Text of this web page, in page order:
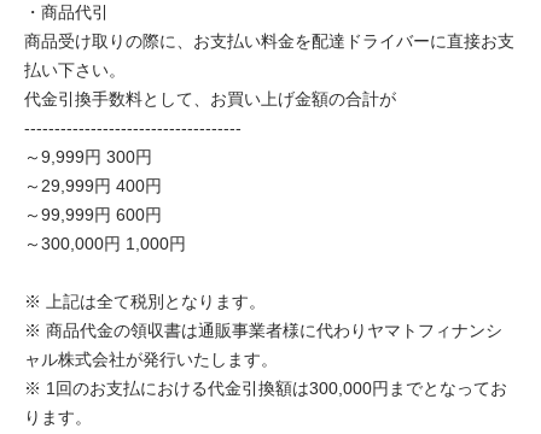
・商品代引
商品受け取りの際に、お支払い料金を配達ドライバーに直接お支
払い下さい。
代金引換手数料として、お買い上げ金額の合計が
------------------------------------
～9,999円 300円
～29,999円 400円
～99,999円 600円
～300,000円 1,000円
※ 上記は全て税別となります。
※ 商品代金の領収書は通販事業者様に代わりヤマトフィナンシ
ャル株式会社が発行いたします。
※ 1回のお支払における代金引換額は300,000円までとなってお
ります。